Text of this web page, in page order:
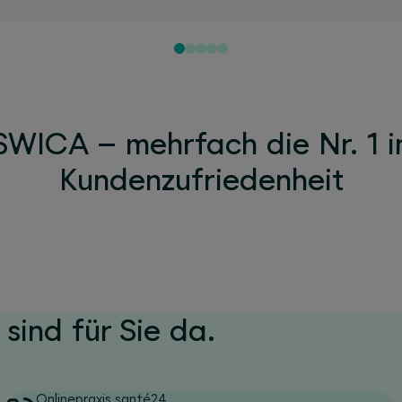
– mehrfach die Nr. 1
Kundenzufriedenheit
für Sie da.
Onlinepraxis santé24